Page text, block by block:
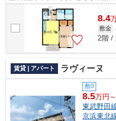
ごみ置き場付き物件でゴミ出しを楽に
8.4
敷金
2階 /
賃貸 | アパート ラヴィーヌ
敷0
8.5万円
東武野田
京浜東北